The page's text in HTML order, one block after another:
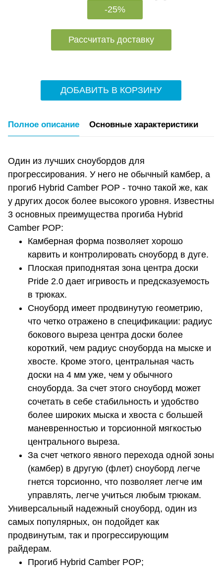
-25%
Рассчитать доставку
ДОБАВИТЬ В КОРЗИНУ
Полное описание Основные характеристики
Один из лучших сноубордов для
прогрессирования. У него не обычный камбер, а
прогиб Hybrid Camber POP - точно такой же, как
у других досок более высокого уровня. Известны
3 основных преимущества прогиба Hybrid
Camber POP:
Камберная форма позволяет хорошо
карвить и контролировать сноуборд в дуге.
Плоская приподнятая зона центра доски
Pride 2.0 дает игривость и предсказуемость
в трюках.
Сноуборд имеет продвинутую геометрию,
что четко отражено в спецификации: радиус
бокового выреза центра доски более
короткий, чем радиус сноуборда на мыске и
хвосте. Кроме этого, центральная часть
доски на 4 мм уже, чем у обычного
сноуборда. За счет этого сноуборд может
сочетать в себе стабильность и удобство
более широких мыска и хвоста с большей
маневренностью и торсионной мягкостью
центрального выреза.
За счет четкого явного перехода одной зоны
(камбер) в другую (флет) сноуборд легче
гнется торсионно, что позволяет легче им
управлять, легче учиться любым трюкам.
Универсальный надежный сноуборд, один из
самых популярных, он подойдет как
продвинутым, так и прогрессирующим
райдерам.
Прогиб Hybrid Camber POP;